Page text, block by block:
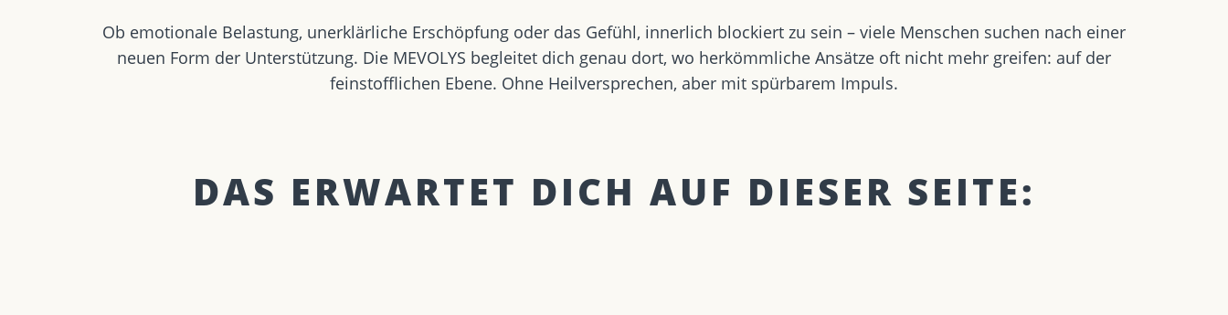
Ob emotionale Belastung, unerklärliche Erschöpfung oder das Gefühl, innerlich blockiert zu sein – viele Menschen suchen nach einer
neuen Form der Unterstützung. Die MEVOLYS begleitet dich genau dort, wo herkömmliche Ansätze oft nicht mehr greifen: auf der
feinstofflichen Ebene. Ohne Heilversprechen, aber mit spürbarem Impuls.
DAS ERWARTET DICH AUF DIESER SEITE: